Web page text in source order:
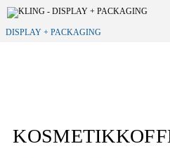
DISPLAY + PACKAGING